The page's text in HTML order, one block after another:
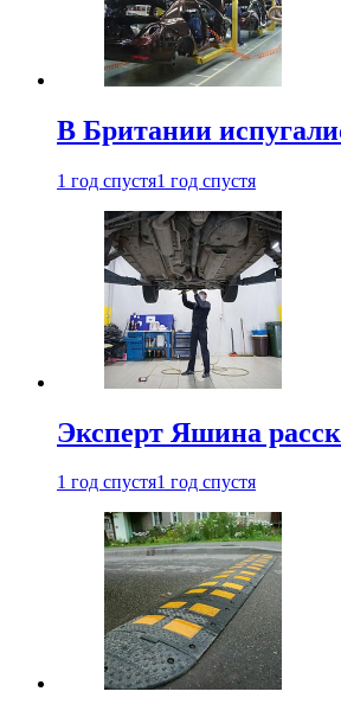
В Британии
1 год спустя1 год спустя
Эксперт Яшина
1 год спустя1 год спустя